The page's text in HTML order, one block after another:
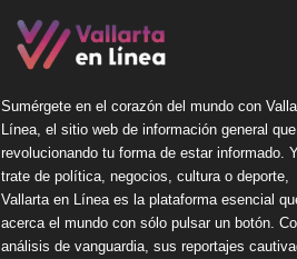
Sumérgete en el corazón del mundo con
Línea, el sitio web de información general
revolucionando tu forma de estar informado.
trate de política, negocios, cultura o deporte,
Vallarta en Línea es la plataforma esencial
acerca el mundo con sólo pulsar un botón.
análisis de vanguardia, sus reportajes